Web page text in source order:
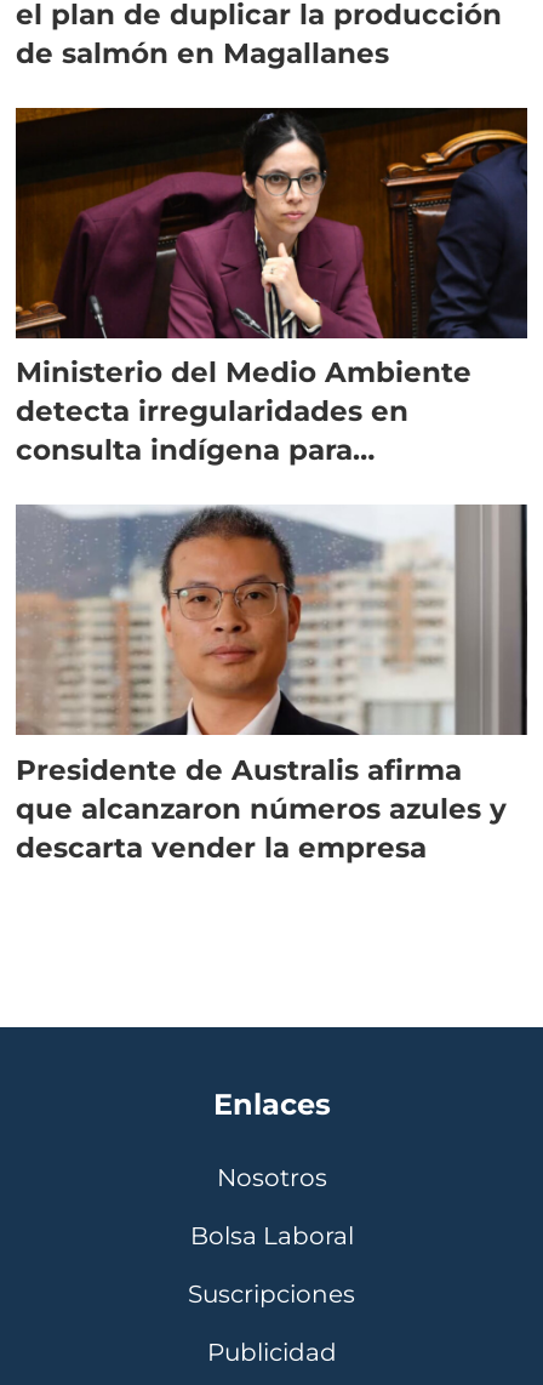
el plan de duplicar la producción
de salmón en Magallanes
Ministerio del Medio Ambiente
detecta irregularidades en
consulta indígena para
Presidente de Australis afirma
que alcanzaron números azules y
descarta vender la empresa
Enlaces
Nosotros
Bolsa Laboral
Suscripciones
Publicidad